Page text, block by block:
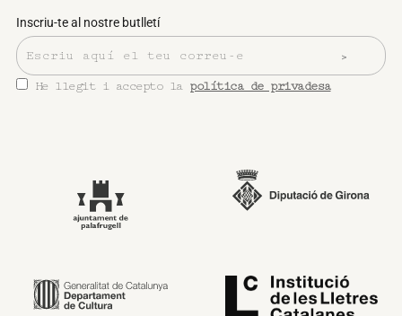
Inscriu-te al nostre butlletí
He llegit i accepto la política de privadesa